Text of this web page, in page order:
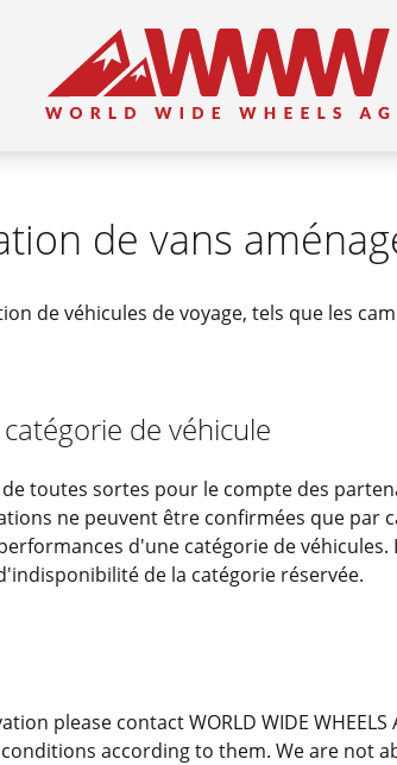
de vans
de véhicules de voyage, tels que les
de véhicule
de toutes sortes pour le compte des
ne peuvent être confirmées que par
d'une catégorie de
de la catégorie réservée.
please contact WORLD WIDE
according to them. We are not